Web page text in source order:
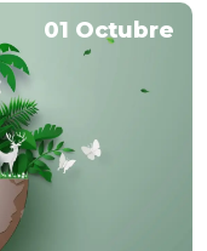
01 Octubre